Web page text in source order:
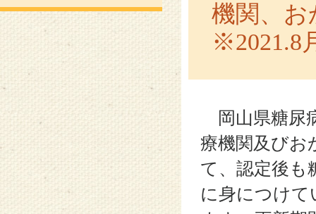
機関、お
※2021.8
岡山県糖尿
療機関及びお
て、認定後も
に身につけて